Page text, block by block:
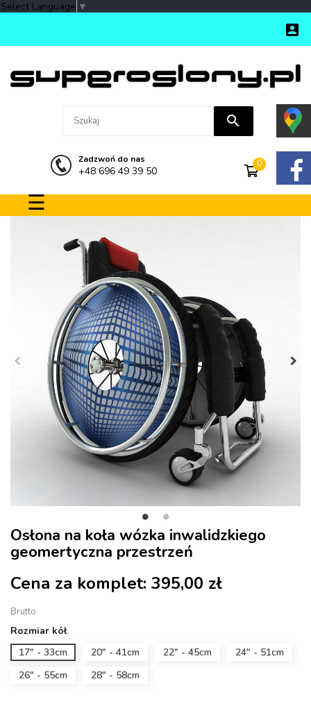
Select Language ▼

search
Zadzwoń do nas
+48 696 49 39 50
0
Toggle navigation
☰
Osłona na koła wózka inwalidzkiego
geomertyczna przestrzeń
Cena za komplet: 395,00 zł
Brutto
Rozmiar kół
17" - 33cm
20" - 41cm 22" - 45cm
24" - 51cm
26" - 55cm
28" - 58cm